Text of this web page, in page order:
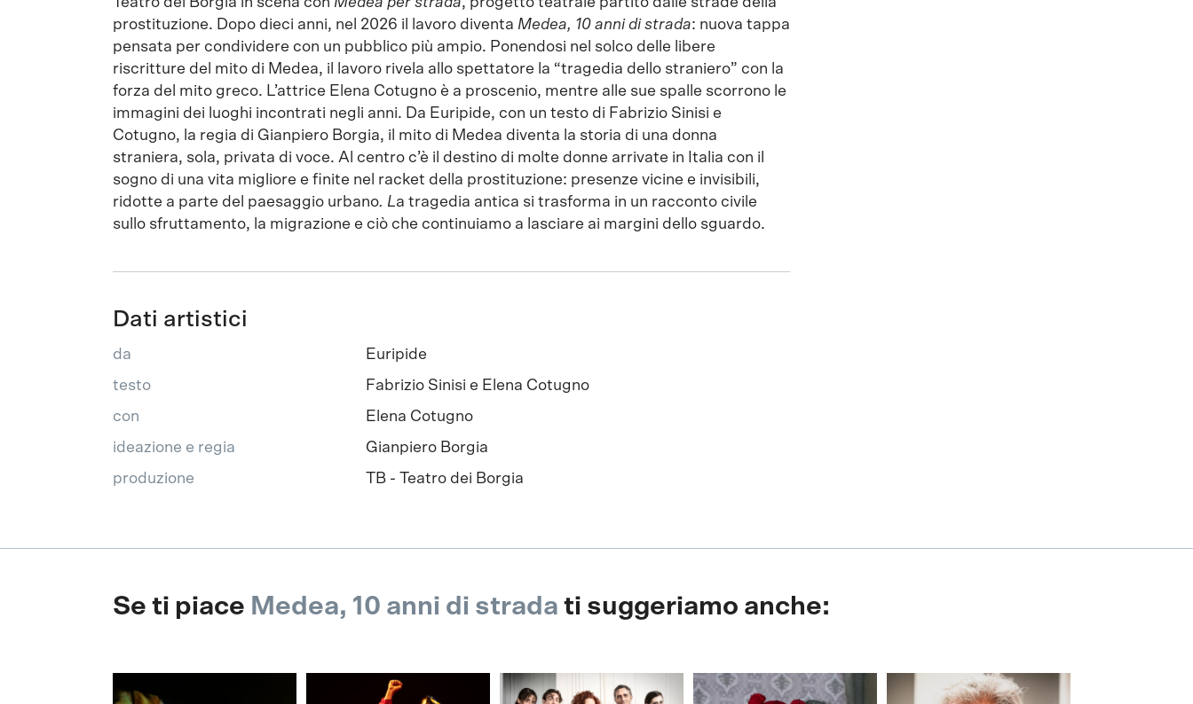
prostituzione. Dopo dieci anni, nel 2026 il lavoro diventa Medea, 10 anni di strada: nuova tappa
pensata per condividere con un pubblico più ampio. Ponendosi nel solco delle libere
riscritture del mito di Medea, il lavoro rivela allo spettatore la “tragedia dello straniero” con la
forza del mito greco. L’attrice Elena Cotugno è a proscenio, mentre alle sue spalle scorrono le
immagini dei luoghi incontrati negli anni. Da Euripide, con un testo di Fabrizio Sinisi e
Cotugno, la regia di Gianpiero Borgia, il mito di Medea diventa la storia di una donna
straniera, sola, privata di voce. Al centro c’è il destino di molte donne arrivate in Italia con il
sogno di una vita migliore e finite nel racket della prostituzione: presenze vicine e invisibili,
ridotte a parte del paesaggio urbano. La tragedia antica si trasforma in un racconto civile
sullo sfruttamento, la migrazione e ciò che continuiamo a lasciare ai margini dello sguardo.
Dati artistici
da
Euripide
testo
Fabrizio Sinisi e Elena Cotugno
con
Elena Cotugno
ideazione e regia
Gianpiero Borgia
produzione
TB - Teatro dei Borgia
Se ti piace Medea, 10 anni di strada ti suggeriamo anche: